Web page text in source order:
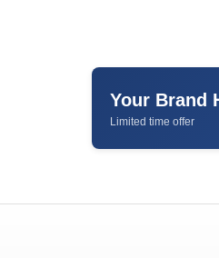
Your Brand
Limited time offer